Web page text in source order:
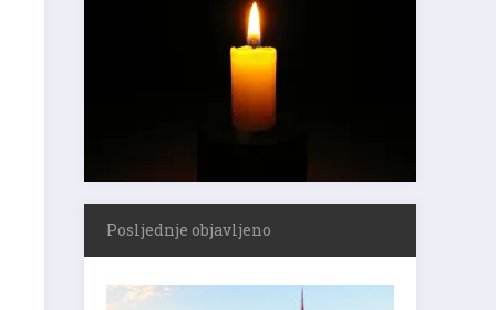
Posljednje objavljeno